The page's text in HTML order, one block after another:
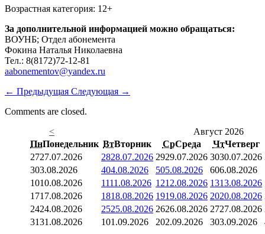
Возрастная категория: 12+
За дополнительной информацией можно обращаться:
ВОУНБ; Отдел абонемента
Фокина Наталья Николаевна
Тел.: 8(8172)72-12-81
aabonementov@yandex.ru
← Предыдущая Следующая →
Comments are closed.
<
Август 2026
ПнПонедельник ВтВторник СрСреда ЧтЧетверг
2727.07.2026 2828.07.2026 2929.07.2026 3030.07.2026
303.08.2026 404.08.2026 505.08.2026 606.08.2026
1010.08.2026 1111.08.2026 1212.08.2026 1313.08.2026
1717.08.2026 1818.08.2026 1919.08.2026 2020.08.2026
2424.08.2026 2525.08.2026 2626.08.2026 2727.08.2026
3131.08.2026 101.09.2026 202.09.2026 303.09.2026